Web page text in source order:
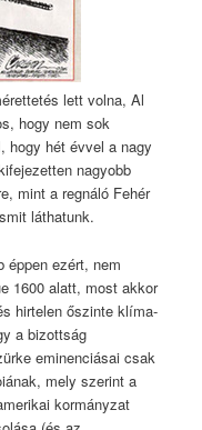
lett volna, Al
hogy nem sok
hogy hét évvel a nagy
nagyobb
mint a regnáló Fehér
láthatunk.
éppen ezért, nem
1600 alatt, most akkor
hirtelen őszinte klíma-
a bizottság
eminenciásai csak
mely szerint a
kormányzat